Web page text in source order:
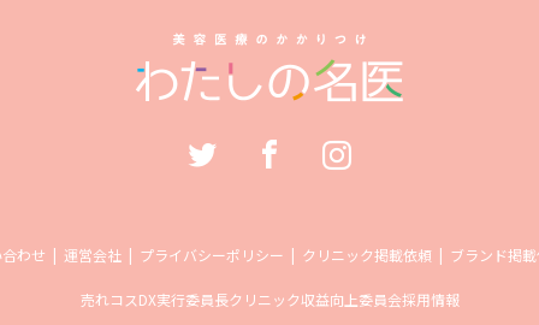
わせ 運営会社 プライバシーポリシー クリニック掲載依頼 ブランド掲
売れコスDX実行委員長クリニック収益向上委員会採用情報